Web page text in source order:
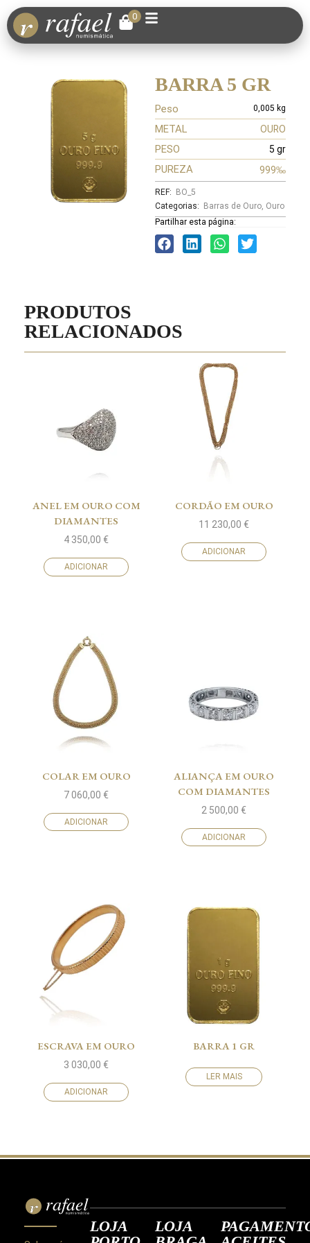
0
BARRA 5 GR
Peso 0,005 kg
METAL OURO
PESO 5 gr
PUREZA 999‰
REF:
BO_5
Categorias:
Barras de Ouro, Ouro
Partilhar esta página:
PRODUTOS
RELACIONADOS
ANEL EM OURO COM
DIAMANTES
4 350,00 €
ADICIONAR
CORDÃO EM OURO
11 230,00 €
ADICIONAR
COLAR EM OURO
7 060,00 €
ADICIONAR
ALIANÇA EM OURO
COM DIAMANTES
2 500,00 €
ADICIONAR
ESCRAVA EM OURO
3 030,00 €
ADICIONAR
BARRA 1 GR
LER MAIS
LOJA
LOJA